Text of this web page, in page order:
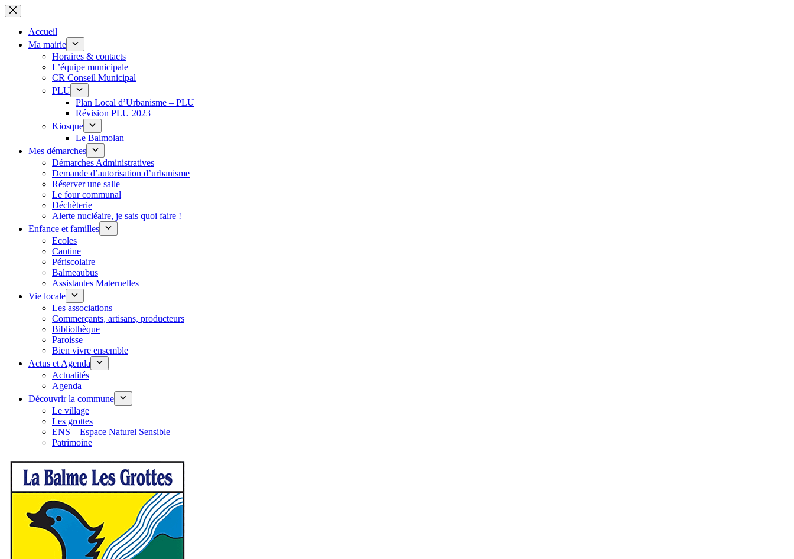
Passer
au
contenuAccueil
Ma mairie
Horaires & contacts
L’équipe municipale
CR Conseil Municipal
PLU
Plan Local d’Urbanisme – PLU
Révision PLU 2023
Kiosque
Le Balmolan
Mes démarches
Démarches Administratives
Demande d’autorisation d’urbanisme
Réserver une salle
Le four communal
Déchèterie
Alerte nucléaire, je sais quoi faire !
Enfance et familles
Ecoles
Cantine
Périscolaire
Balmeaubus
Assistantes Maternelles
Vie locale
Les associations
Commerçants, artisans, producteurs
Bibliothèque
Paroisse
Bien vivre ensemble
Actus et Agenda
Actualités
Agenda
Découvrir la commune
Le village
Les grottes
ENS – Espace Naturel Sensible
Patrimoine